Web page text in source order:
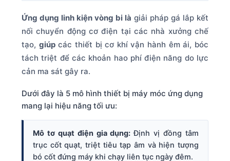
Ứng dụng linh kiện vòng bi là giải pháp gá lắp kết
nối chuyển động cơ điện tại các nhà xưởng chế
tạo, giúpcác thiết bị cơ khí vận hành êm ái, bóc
tách triệt để các khoản hao phí điện năng do lực
cản ma sát gây ra.
Dưới đây là 5 mô hình thiết bị máy móc ứng dụng
mang lại hiệu năng tối ưu:
Mô tơ quạt điện gia dụng:Định vị đồng tâm
trục cốt quạt, triệt tiêu tạp âm và hiện tượng
bó cốt đứng máy khi chạy liên tục ngày đêm.